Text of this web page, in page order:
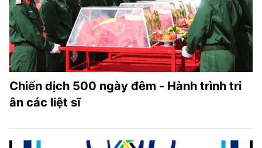
Chiến dịch 500 ngày đêm - Hành trình tri
ân các liệt sĩ